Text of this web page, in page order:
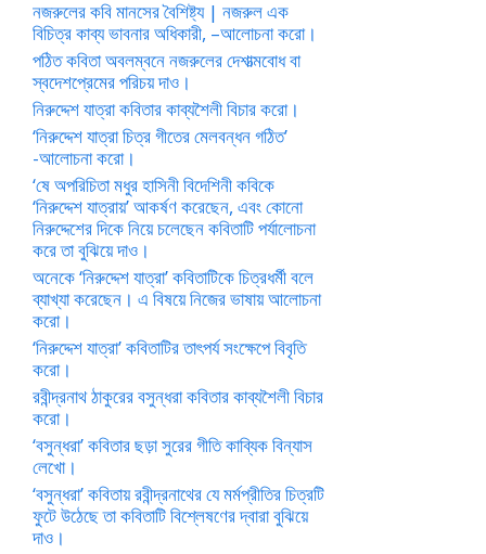
নজরুলের কবি মানসের বৈশিষ্ট্য | নজরুল এক
বিচিত্র কাব্য ভাবনার অধিকারী, –আলোচনা করো।
পঠিত কবিতা অবলম্বনে নজরুলের দেশাত্মবোধ বা
স্বদেশপ্রেমের পরিচয় দাও।
নিরুদ্দেশ যাত্রা কবিতার কাব্যশৈলী বিচার করো।
‘নিরুদ্দেশ যাত্রা চিত্র গীতের মেলবন্ধন গঠিত’
-আলোচনা করো।
‘ষে অপরিচিতা মধুর হাসিনী বিদেশিনী কবিকে
‘নিরুদ্দেশ যাত্রায়’ আকর্ষণ করেছেন, এবং কোনো
নিরুদ্দেশের দিকে নিয়ে চলেছেন কবিতাটি পর্যালোচনা
করে তা বুঝিয়ে দাও।
অনেকে ‘নিরুদ্দেশ যাত্রা’ কবিতাটিকে চিত্রধর্মী বলে
ব্যাখ্যা করেছেন। এ বিষয়ে নিজের ভাষায় আলোচনা
করো।
‘নিরুদ্দেশ যাত্রা’ কবিতাটির তাৎপর্য সংক্ষেপে বিবৃতি
করো।
রবীন্দ্রনাথ ঠাকুরের বসুন্ধরা কবিতার কাব্যশৈলী বিচার
করো।
‘বসুন্ধরা’ কবিতার ছড়া সুরের গীতি কাব্যিক বিন্যাস
লেখো।
‘বসুন্ধরা’ কবিতায় রবীন্দ্রনাথের যে মর্মপ্রীতির চিত্রটি
ফুটে উঠেছে তা কবিতাটি বিশ্লেষণের দ্বারা বুঝিয়ে
দাও।